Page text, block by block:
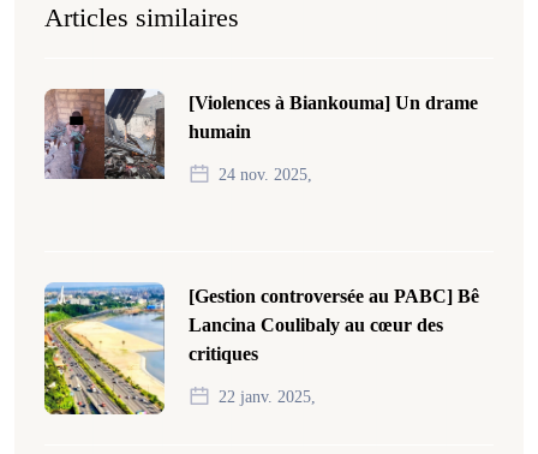
Articles similaires
[Violences à Biankouma] Un drame
humain
24 nov. 2025,
[Gestion controversée au PABC] Bê
Lancina Coulibaly au cœur des
critiques
22 janv. 2025,